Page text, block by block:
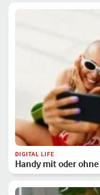
DIGITAL LIFE
Handy mit oder